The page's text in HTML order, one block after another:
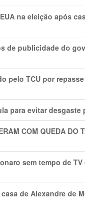
na eleição após
de publicidade do
pelo TCU por
para evitar desgaste
COM QUEDA DO
sem tempo de
de Alexandre de